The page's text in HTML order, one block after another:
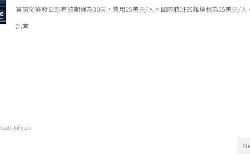
簽證從簽發日起有效期僅為30天，費用25美元/人。國際航班的離境稅為25美元/人
語言
Scott Johnson